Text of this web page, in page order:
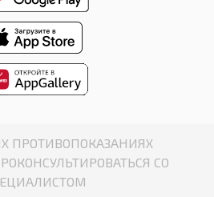
ПРОТИВОПОКАЗАНИЯХ
СО